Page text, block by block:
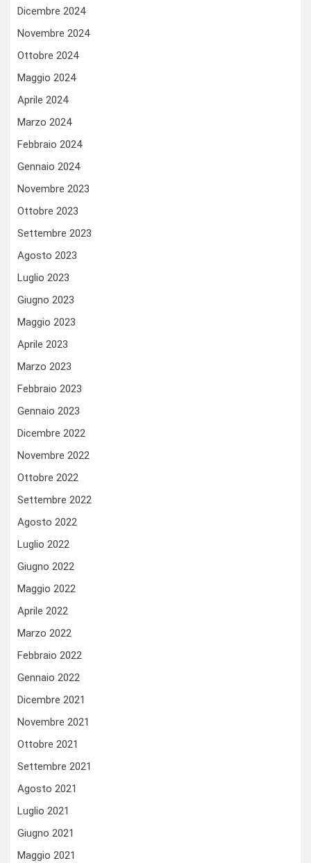
Dicembre 2024
Novembre 2024
Ottobre 2024
Maggio 2024
Aprile 2024
Marzo 2024
Febbraio 2024
Gennaio 2024
Novembre 2023
Ottobre 2023
Settembre 2023
Agosto 2023
Luglio 2023
Giugno 2023
Maggio 2023
Aprile 2023
Marzo 2023
Febbraio 2023
Gennaio 2023
Dicembre 2022
Novembre 2022
Ottobre 2022
Settembre 2022
Agosto 2022
Luglio 2022
Giugno 2022
Maggio 2022
Aprile 2022
Marzo 2022
Febbraio 2022
Gennaio 2022
Dicembre 2021
Novembre 2021
Ottobre 2021
Settembre 2021
Agosto 2021
Luglio 2021
Giugno 2021
Maggio 2021